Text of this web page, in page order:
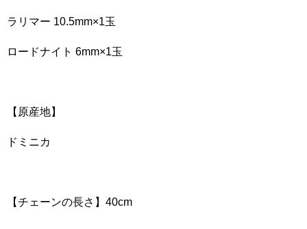
ラリマー 10.5mm×1玉
ロードナイト 6mm×1玉
【原産地】
ドミニカ
【チェーンの長さ】40cm